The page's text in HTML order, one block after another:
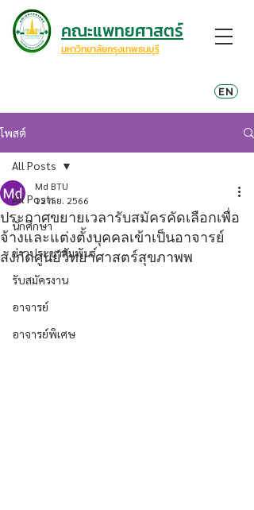
มหาวิทยาลัยกรุงเทพธนบุรี
EN
คณะแพทยศาสตร์
โพสต์
All Posts
นักศึกษา
ข่าวประชาสัมพันธ์
รับสมัครงาน
อาจารย์
อาจารย์พิเศษ
All Posts
ประกาศขยายเวลารับสมัครคัดเลือกเพื่อ
จ้างและแต่งตั้งบุคคลเข้าเป็นอาจารย์
สังกัดศูนย์วิทยาศาสตร์สุขภาพพ
Md BTU
12 ก.ย. 2566